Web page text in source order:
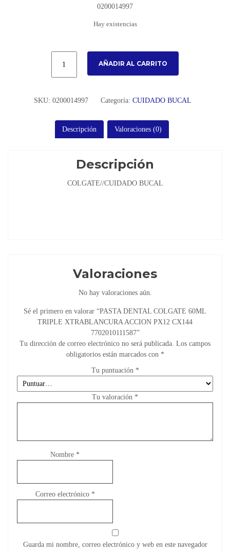
0200014997
Hay existencias
AÑADIR AL CARRITO
SKU: 0200014997 Categoría: CUIDADO BUCAL
Descripción Valoraciones (0)
Descripción
COLGATE//CUIDADO BUCAL
Valoraciones
No hay valoraciones aún.
Sé el primero en valorar “PASTA DENTAL COLGATE 60ML
TRIPLE XTRABLANCURA ACCION PX12 CX144
7702010111587”
Tu dirección de correo electrónico no será publicada. Los campos
obligatorios están marcados con *
Tu puntuación *
Tu valoración *
Nombre *
Correo electrónico *
Guarda mi nombre, correo electrónico y web en este navegador